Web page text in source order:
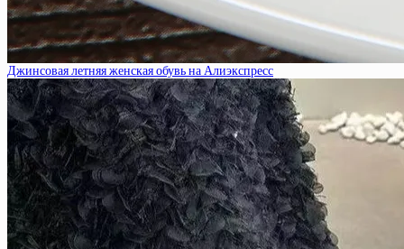
Джинсовая летняя женская обувь на Алиэкспресс